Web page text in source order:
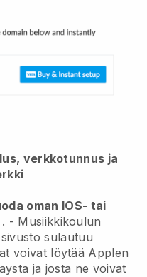
verkkotunnus ja
oman IOS- tai
. - Musiikkikoulun
sulautuu
voivat löytää Applen
ja josta ne voivat